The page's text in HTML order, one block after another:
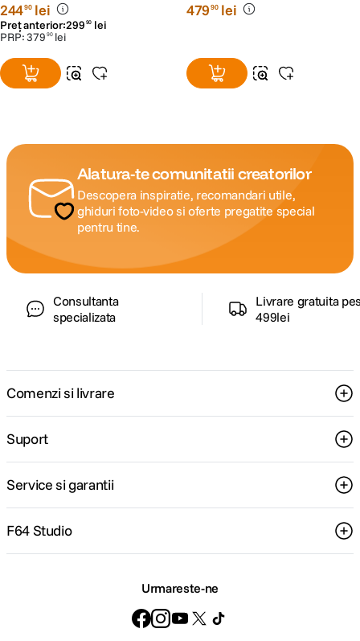
24490 lei
Preț anterior:299 90 lei
PRP:379 90 lei
47990 lei
Alatura-te comunitatii creatorilor
Descopera inspiratie, recomandari utile,
ghiduri foto-video si oferte pregatite special
pentru tine.
Consultanta
specializata
Livrare gratuita
499lei
Comenzi si livrare
Suport
Service si garantii
F64 Studio
Urmareste-ne